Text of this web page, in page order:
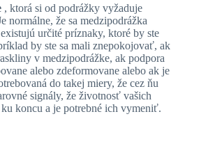
, ktorá si od podrážky vyžaduje
normálne, že sa medzipodrážka
určité príznaky, ktoré by ste
by ste sa mali znepokojovať, ak
v medzipodrážke, ak podpora
alebo zdeformovane alebo ak je
do takej miery, že cez ňu
signály, že životnosť vašich
koncu a je potrebné ich vymeniť.